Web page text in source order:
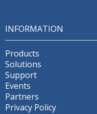
INFORMATION
Products
Solutions
Support
Events
Partners
Privacy Policy